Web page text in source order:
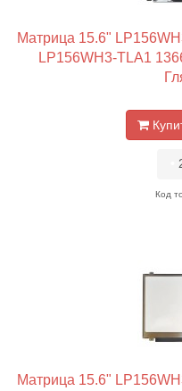
Матрица 15.6"
LP156WH3-TLA1
Код
Матрица 15.6"